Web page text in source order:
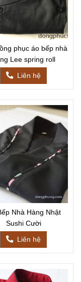
phục áo bếp nhà
Lee spring roll
Liên hệ
Nhà Hàng Nhật
Sushi Cười
Liên hệ